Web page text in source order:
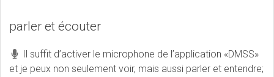
parler et écouter
Il suffit d’activer le microphone de l’application «DMSS»
et je peux non seulement voir, mais aussi parler et entendre;